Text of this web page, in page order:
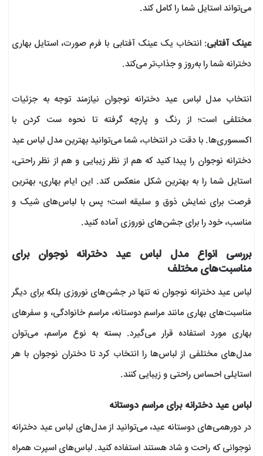
می‌تواند استایل شما را کامل کند.
عینک آفتابی: انتخاب یک عینک آفتابی با فرم صورت، استایل بهاری
دخترانه شما را به‌روز و جذاب‌تر می‌کند.
انتخاب مدل لباس عید دخترانه نوجوان نیازمند توجه به جزئیات
مختلفی است؛ از رنگ و پارچه گرفته تا نحوه ست کردن با
اکسسوری‌ها. با دقت در انتخاب، شما می‌توانید بهترین مدل لباس عید
دخترانه نوجوان را پیدا کنید که هم از نظر زیبایی و هم از نظر راحتی،
استایل شما را به بهترین شکل منعکس کند. این ایام بهاری، بهترین
فرصت برای نمایش ذوق و سلیقه است؛ پس با لباس‌های شیک و
مناسب، خود را برای جشن‌های نوروزی آماده کنید.
بررسی انواع مدل لباس عید دخترانه نوجوان برای
مناسبت‌های مختلف
لباس عید دخترانه نوجوان نه تنها در جشن‌های نوروزی بلکه برای دیگر
مناسبت‌های بهاری مانند مراسم دوستانه، مراسم خانوادگی، و سفرهای
بهاری مورد استفاده قرار می‌گیرد. بسته به نوع مراسم، می‌توان
مدل‌های مختلفی از لباس‌ها را انتخاب کرد تا دختران نوجوان با هر
استایلی احساس راحتی و زیبایی کنند.
لباس عید دخترانه برای مراسم دوستانه
در دورهمی‌های دوستانه عید، می‌توانید از مدل‌های لباس عید دخترانه
نوجوانی که راحت و شاد هستند استفاده کنید. لباس‌های اسپرت همراه